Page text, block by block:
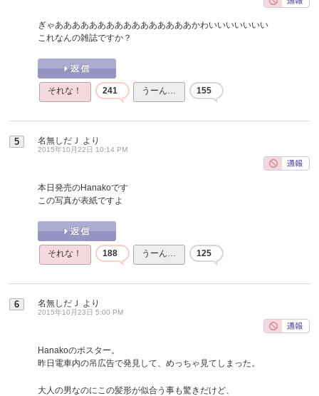
ぎゃああああああああああああああああかわいいいいいいい
これなんの雑誌ですか？
それな！ 241 うーん… 155
5 名無しだＪ より
2015年10月22日 10:14 PM
本日発売のHanakoです
この写真が表紙ですよ
それな！ 188 うーん… 125
6 名無しだＪ より
2015年10月23日 5:00 PM
Hanakoのポスター。
昨日電車内の吊広告で発見して、めっちゃ見てしまった。
大人の男なのにこの髪形が似合う事も驚きだけど、